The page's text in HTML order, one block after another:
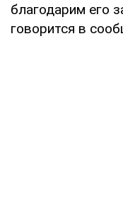
благодарим его
говорится в